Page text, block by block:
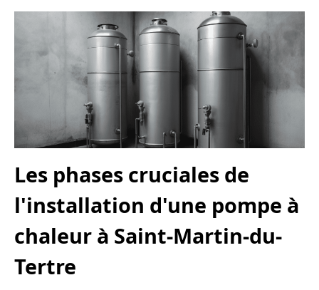
Les phases cruciales de
l'installation d'une pompe à
chaleur à Saint-Martin-du-
Tertre